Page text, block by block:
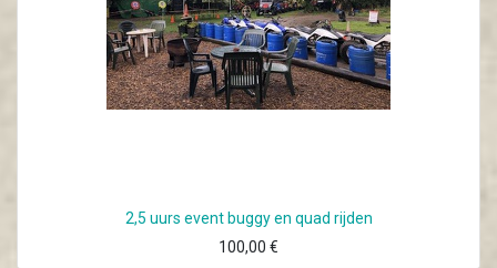
2,5 uurs event buggy en quad rijden
100,00 €